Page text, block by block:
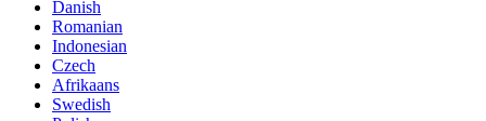
Danish
Romanian
Indonesian
Czech
Afrikaans
Swedish